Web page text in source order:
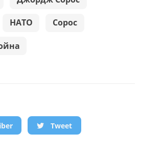
НАТО Сорос
Tweet